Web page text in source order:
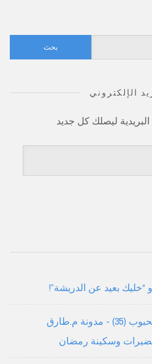
عن:
الإلكتروني
ليصلك كل جديد
“خليك بعيد عن الدريشة”!
أنا لم أنساكم: إحياء جائزة المحبوب (35) - مدونة م.طارق
وسكينة رمضان